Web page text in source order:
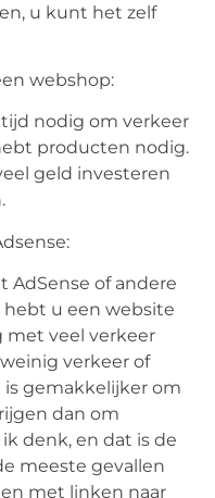
u kunt het zelf
webshop:
nodig om verkeer
producten nodig.
geld investeren
AdSense of andere
u een website
met veel verkeer
verkeer of
is gemakkelijker om
dan om
denk, en dat is de
meeste gevallen
met linken naar